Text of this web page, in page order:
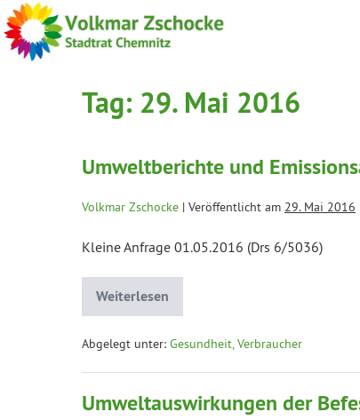
Tag: 29. Mai 2016
Umweltberichte und
Volkmar Zschocke | Veröffentlicht am 29. Mai 2016
Kleine Anfrage 01.05.2016 (Drs 6/5036)
Weiterlesen
Abgelegt unter: Gesundheit, Verbraucher
Umweltauswirkungen der